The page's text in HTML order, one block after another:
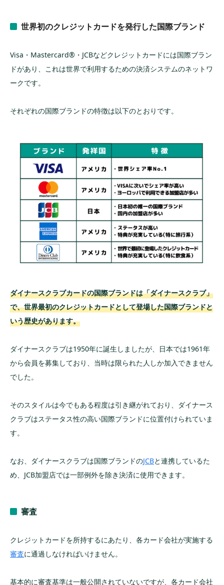
申し込み条件が不明瞭
ダイナースクラブの優待
エンタメ関連
ダイナースクラブカードはこんな人におすす
め
ダイナースクラブカード全3種を紹介
ダイナースクラブカード
ダイナースクラブビジネスカード
ダイナースクラブプレミアムカード
おすすめのダイナースクラブ提携カード9選
JALダイナースカード
デルタ スカイマイル ダイナースクラブカード
銀座ダイナースクラブカード
銀座ダイナースクラブカード/和光
ニューオータニクラブダイナースカード
ダイナースクラブカードの審査基準は？
プロパーカードとダイナースクラブ提携カード
世界初のクレジットカードを発行した国際ブランド
Visa・Mastercard®︎・JCBなどクレジットカードには国際ブラン
ドがあり、これは世界で利用するための決済システムのネットワ
ークです。
それぞれの国際ブランドの特徴は以下のとおりです。
ダイナースクラブカードの国際ブランドは「ダイナースクラブ」
で、世界最初のクレジットカードとして登場した国際ブランドと
いう歴史があります。
ダイナースクラブは1950年に誕生しましたが、日本では1961年
から会員を募集しており、当時は限られた人しか加入できません
でした。
そのスタイルは今でもある程度は引き継がれており、ダイナース
クラブはステータス性の高い国際ブランドに位置付けられていま
す。
なお、ダイナースクラブは国際ブランドのJCBと連携しているた
め、JCB加盟店では一部例外を除き決済に使用できます。
審査
クレジットカードを所持するにあたり、各カード会社が実施する
審査に通過しなければいけません。
基本的に審査基準は一般公開されていないですが、各カード会社